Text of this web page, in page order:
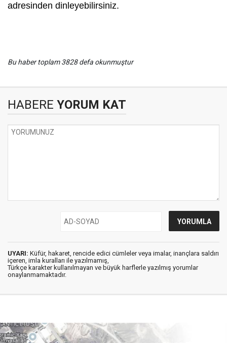
adresinden dinleyebilirsiniz.
Bu haber toplam 3828 defa okunmuştur
HABERE YORUM KAT
UYARI: Küfür, hakaret, rencide edici cümleler veya imalar, inançlara saldırı
içeren, imla kuralları ile yazılmamış,
Türkçe karakter kullanılmayan ve büyük harflerle yazılmış yorumlar
onaylanmamaktadır.